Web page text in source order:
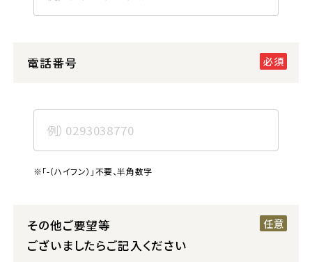
電話番号
※「-（ハイフン）」不要、半角数字
その他ご要望等
ございましたらご記入ください